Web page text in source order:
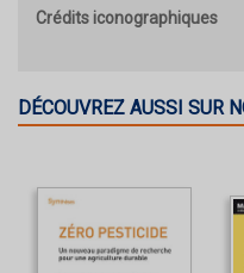
Crédits iconographiques
DÉCOUVREZ AUSSI SUR